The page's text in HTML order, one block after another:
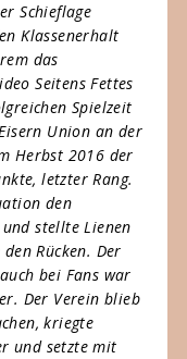
Schieflage
Klassenerhalt
das
Seitens Fettes
Spielzeit
Union an der
Herbst 2016 der
letzter Rang.
den
stellte Lienen
Rücken. Der
bei Fans war
Der Verein blieb
kriegte
und setzte mit